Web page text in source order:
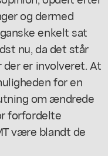
og dermed
enkelt sat
nu, da det står
er involveret. At
for en
om ændrede
forfordelte
være blandt de